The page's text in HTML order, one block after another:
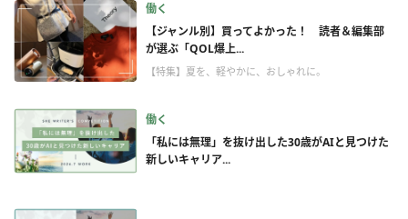
働く
【ジャンル別】買ってよかった！ 読者＆編集部
が選ぶ「QOL爆上...
【特集】夏を、軽やかに、おしゃれに。
働く
「私には無理」を抜け出した30歳がAIと見つけた
新しいキャリア...